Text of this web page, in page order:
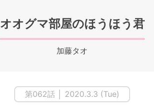
オオグマ部屋のほうほう君
加藤タオ
第062話 │ 2020.3.3 (Tue)